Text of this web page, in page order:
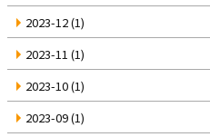
2023-12(1)
2023-11 (1)
2023-10(1)
2023-09(1)